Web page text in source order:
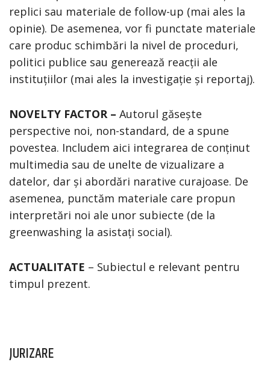
replici sau materiale de follow-up (mai ales la
opinie). De asemenea, vor fi punctate materiale
care produc schimbări la nivel de proceduri,
politici publice sau generează reacții ale
instituțiilor (mai ales la investigație și reportaj).
NOVELTY FACTOR – Autorul găsește
perspective noi, non-standard, de a spune
povestea. Includem aici integrarea de conținut
multimedia sau de unelte de vizualizare a
datelor, dar și abordări narative curajoase. De
asemenea, punctăm materiale care propun
interpretări noi ale unor subiecte (de la
greenwashing la asistați social).
ACTUALITATE – Subiectul e relevant pentru
timpul prezent.
JURIZARE